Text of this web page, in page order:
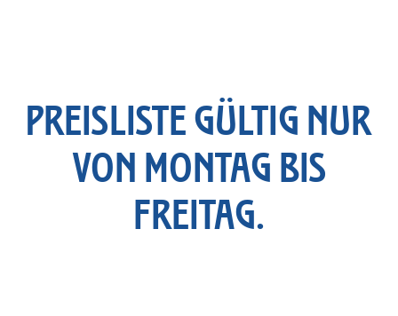
PREISLISTE GÜLTIG NUR
VON MONTAG BIS
FREITAG.